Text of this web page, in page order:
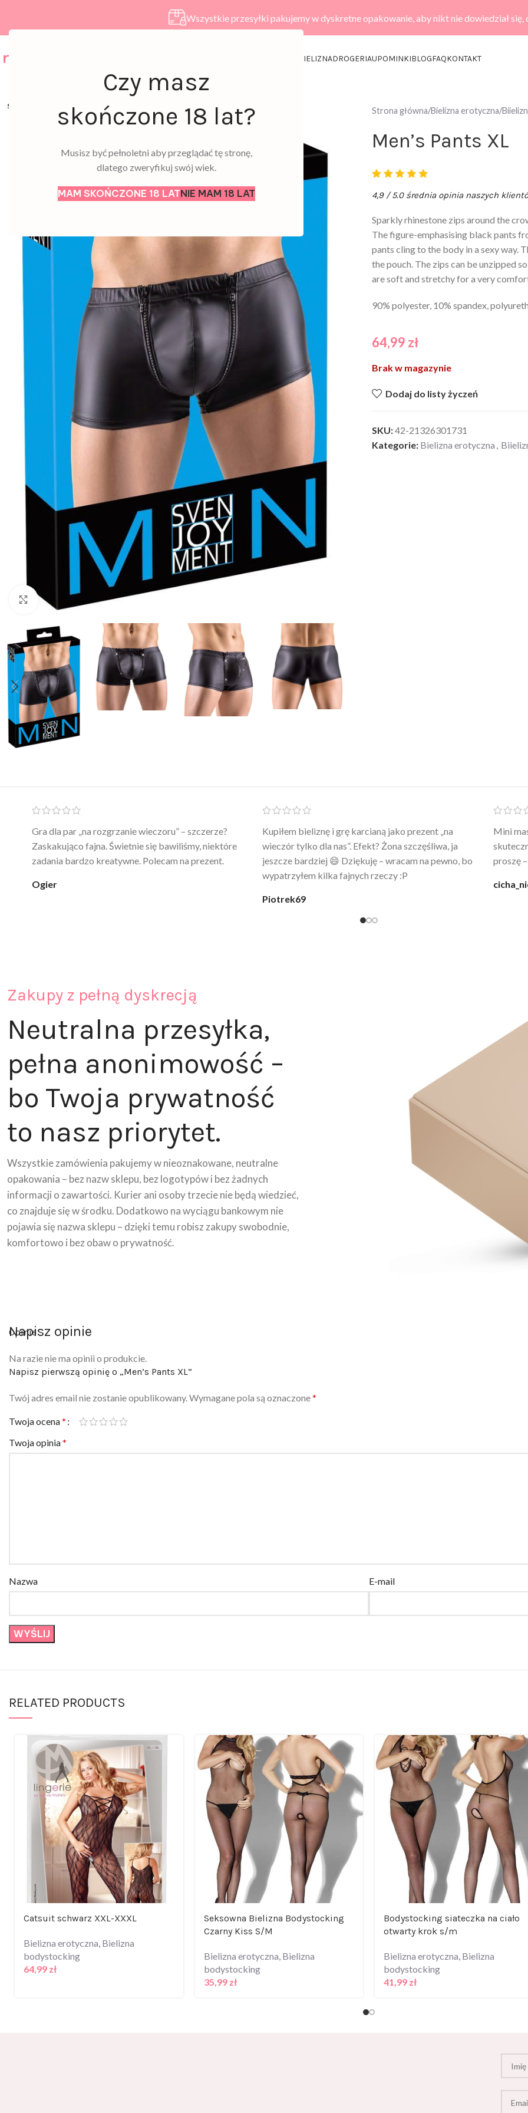
Czy masz
skończone 18 lat?
Musisz być pełnoletni aby przeglądać tę stronę,
dlatego zweryfikuj swój wiek.
MAM SKOŃCZONE 18 LATNIE MAM 18 LAT
Wszystkie przesyłki pakujemy w dyskretne opakowanie, aby nikt nie dowiedział się,
BIELIZNADROGERIAUPOMINKIBLOGFAQKONTAKT
SOLD
Click to enlarge
Strona główna Bielizna erotyczna
Men’s Pants XL
4,9 / 5.0 średnia opinia naszych
Sparkly rhinestone zips around the
The figure-emphasising black pants
pants cling to the body in a sexy way.
the pouch. The zips can be unzipped
are soft and stretchy for a very
90% polyester, 10% spandex,
64,99 zł
Brak w magazynie
Dodaj do listy życzeń
SKU:42-21326301731
Kategorie: Bielizna erotyczna ,
Ten żel intymny to był strzał w 10 – nie tylko
poprawia komfort, ale też daje przyjemne uczucie
ciepła. Nie uczula, bez zapachu. Kupuję już 3 raz i na
Po prostu WOW! Szlafrok to sztos – lekki, chłodny, a
wygląda jak z luksusowego butiku. Noszę
codziennie po kąpieli z mężem.
@karolina_dream
świetny
Zakupy z pełną dyskrecją
Neutralna przesyłka,
pełna anonimowość –
bo Twoja prywatność
to nasz priorytet.
Wszystkie zamówienia pakujemy w nieoznakowane, neutralne
opakowania – bez nazw sklepu, bez logotypów i bez żadnych
informacji o zawartości. Kurier ani osoby trzecie nie będą wiedzieć,
co znajduje się w środku. Dodatkowo na wyciągu bankowym nie
pojawia się nazwa sklepu – dzięki temu robisz zakupy swobodnie,
komfortowo i bez obaw o prywatność.
Napisz opinie
Opinie
Na razie nie ma opinii o produkcie.
Napisz pierwszą opinię o „Men’s Pants XL”
Twój adres email nie zostanie opublikowany. Wymagane pola są oznaczone*
Twoja ocena*
Twoja opinia*
Nazwa E-mail
RELATED PRODUCTS
Catsuit schwarz XXL-XXXL
Bielizna erotyczna, Bielizna
bodystocking
64,99 zł
Seksowna Bielizna Bodystocking
Czarny Kiss S/M
Bielizna erotyczna, Bielizna
bodystocking
35,99 zł
Bodystocking siateczka na ciało
otwarty krok s/m
Bielizna erotyczna, Bielizna
bodystocking
41,99 zł